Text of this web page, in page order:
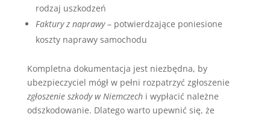
rodzaj uszkodzeń
Faktury z naprawy– potwierdzające poniesione
koszty naprawy samochodu
Kompletna dokumentacja jest niezbędna, by
ubezpieczyciel mógł w pełni rozpatrzyć zgłoszenie
zgłoszenie szkody w Niemczechi wypłacić należne
odszkodowanie. Dlatego warto upewnić się, że